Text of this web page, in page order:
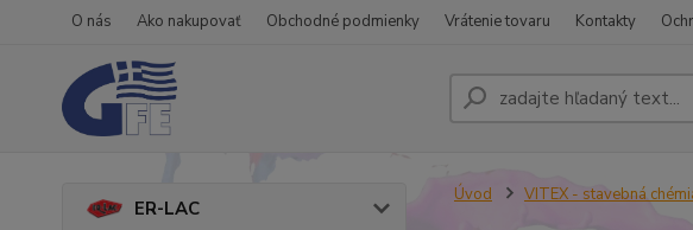
O nás Ako nakupovať Obchodné podmienky Vrátenie tovaru Kontakty
ER-LAC
Úvod VITEX - stavebná